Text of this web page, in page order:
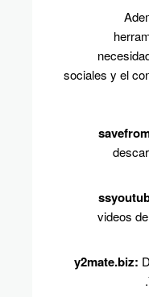
sociales y el
videos
y2mate.biz: